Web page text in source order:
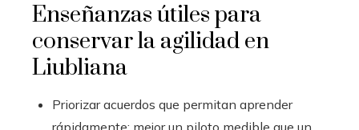
Enseñanzas útiles para
conservar la agilidad en
Liubliana
Priorizar acuerdos que permitan aprender
rápidamente: mejor un piloto medible que un